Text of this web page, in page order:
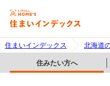
住まいインデックス 北海道
住みたい方へ